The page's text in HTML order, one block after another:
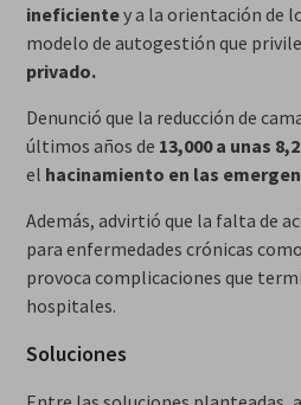
ineficientey a la orientación de
modelo de autogestión que
privado.
Denunció que la reducción de
últimos años de 13,000 a unas
el hacinamiento en las
Además, advirtió que la falta de
para enfermedades crónicas
provoca complicaciones que
hospitales.
Soluciones